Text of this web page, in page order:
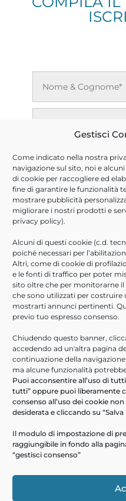
Gestisci
Come indicato nella nostra
navigazione sul sito, noi e
di cookie per raccogliere ed
fine di garantire le funzionalità
mostrare pubblicità
migliorare i nostri prodotti e
privacy policy).
Alcuni di questi cookie (c.d.
poiché necessari per
Altri, come di cookie di
e le fonti di traffico per poter
sito oltre che per monitorarne
che sono utilizzati per costruire
mostrarti annunci pertinenti.
previo tuo espresso consenso.
Chiudendo questo banner,
accedendo ad un'altra pagina
continuazione della
ma alcune funzionalità
Puoi acconsentire all’uso di
tutti” oppure puoi liberamente
consenso all’uso dei cookie
desiderata e cliccando su “Salva
Il modulo di impostazione di
raggiungibile in fondo alla
“gestisci consenso”
* campo obbligatorio
Dichiaro di aver
informativa sullaPrivacy *
Acconsento al
connesse ad attività di